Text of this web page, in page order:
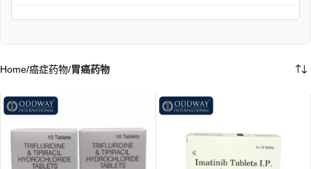
Home/癌症药物/胃癌药物